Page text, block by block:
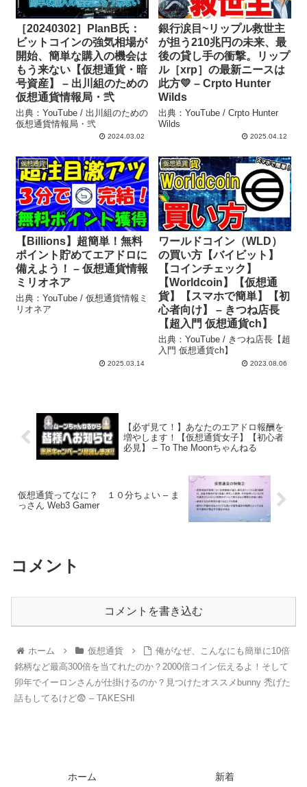
［20240302］PlanB氏：
ビットコインの強気相場が
開始、簡単な購入の機会は
もう来ない【仮想通貨・暗
号資産】 – 出川組のための
仮想通貨情報局・弐
出典：YouTube / 出川組のための
仮想通貨情報局・弐
2024.03.02
銀行涙目~リップル救世主
が担う210兆円の未来、最
後の貸し手の衝撃。リップ
ル［xrp］の最新ニースは
此方💛 – Crpto Hunter
Wilds
出典：YouTube / Crpto Hunter
Wilds
2025.04.12
仮想通貨
【Billions】超簡単！無料
ポイント貯めてエアドロに
備えよう！ – 仮想通貨情報
ミリオネア
出典：YouTube / 仮想通貨情報ミ
リオネア
2025.03.14
仮想通貨
ワールドコイン（WLD）
の買い方【バイビット】
【コインチェック】
【Worldcoin】【仮想通
貨】【スマホで簡単】【初
心者向け】 – きつね店長
【超入門 仮想通貨ch】
出典：YouTube / きつね店長【超
入門 仮想通貨ch】
2023.08.06
【必ず見て！】あなたのエアドロ報酬を
増やします！【仮想通貨女子】【初心者
必見】 – To The Moonちゃんねる
仮想通貨ってなに？ １０分ちょい – ま
っさん Web3 Gamer
コメント
コメントを書き込む
ホーム 仮想通貨
俺がなぜ、こんなにも簡単に10倍
銘柄など最高300倍を当てれたのか？2000倍コイン伝えるよ！そして
卯年でイーロンさんが仕掛けるのか？見つけたオススメbunny 禿げた
話もしてるけど😨 – TAKESHI
ホーム 新着